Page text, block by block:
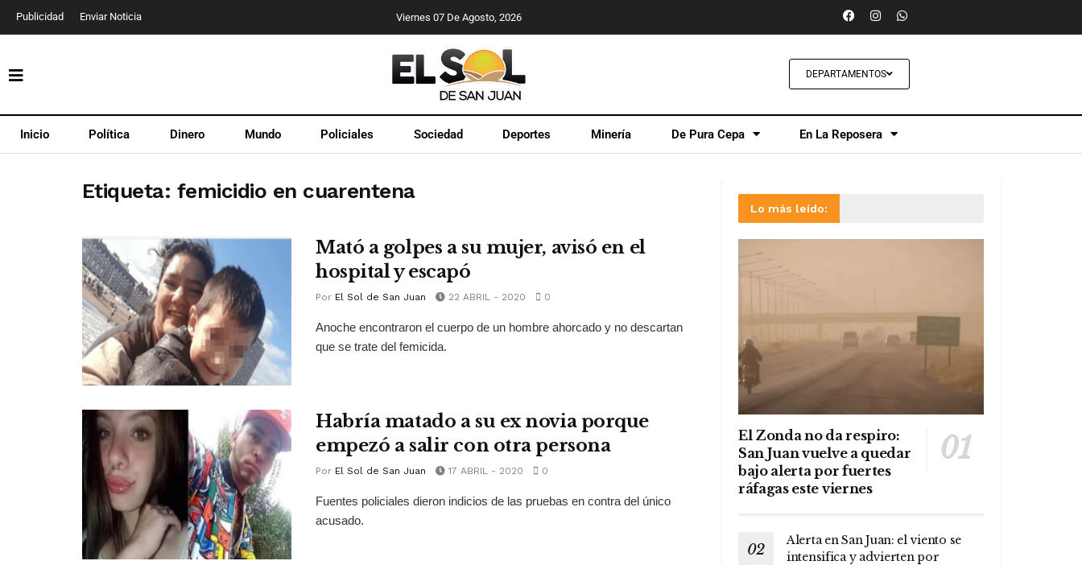
Publicidad Enviar Noticia Viernes 07 De Agosto, 2026
DEPARTAMENTOS
Inicio Política Dinero Mundo Policiales Sociedad Deportes Minería De Pura Cepa En La Reposera
Etiqueta: femicidio en cuarentena
Mató a golpes a su mujer, avisó en el
hospital y escapó
Por El Sol de San Juan 22 ABRIL - 2020 0
Anoche encontraron el cuerpo de un hombre ahorcado y no descartan
que se trate del femicida.
Habría matado a su ex novia porque
empezó a salir con otra persona
Por El Sol de San Juan 17 ABRIL - 2020 0
Fuentes policiales dieron indicios de las pruebas en contra del único
acusado.
Lo más leído:
El Zonda no da respiro:
San Juan vuelve a quedar
bajo alerta por fuertes
ráfagas este viernes
Alerta en San Juan: el viento se
intensifica y advierten por